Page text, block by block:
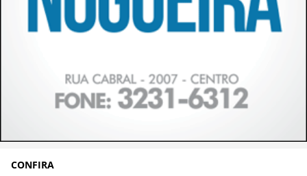
CONFIRA